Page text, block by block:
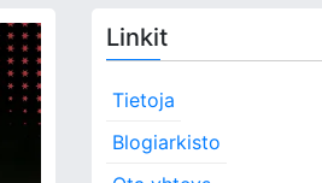
Linkit
Tietoja
Blogiarkisto